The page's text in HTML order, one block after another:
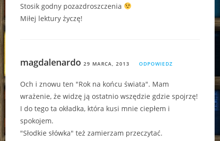
Stosik godny pozazdroszczenia
Miłej lektury życzę!
magdalenardo 29 MARCA, 2013 ODPOWIEDZ
Och i znowu ten "Rok na końcu świata". Mam
wrażenie, że widzę ją ostatnio wszędzie gdzie spojrzę!
I do tego ta okładka, która kusi mnie ciepłem i
spokojem.
"Słodkie słówka" też zamierzam przeczytać.